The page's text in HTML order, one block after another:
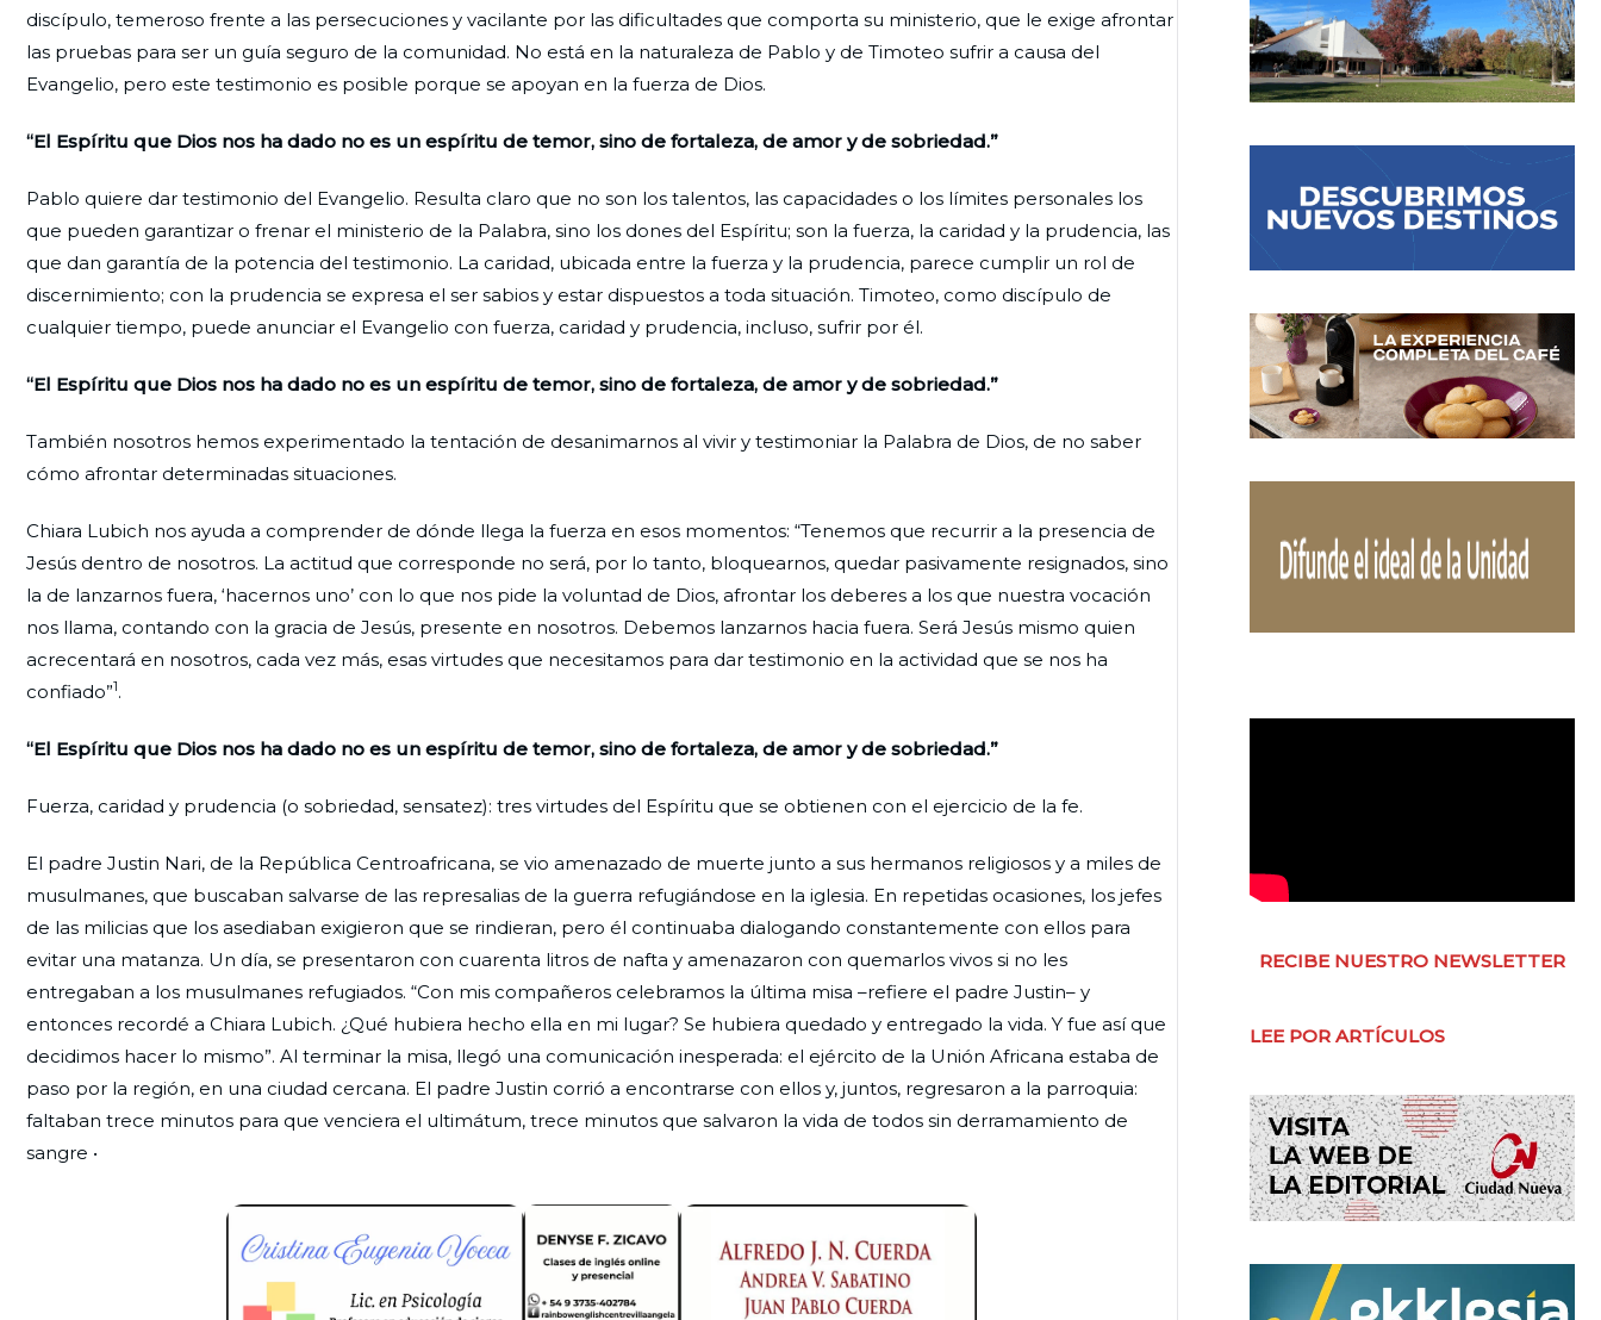
discípulo, temeroso frente a las persecuciones y vacilante por las dificultades que comporta su ministerio, que le exige afrontar
las pruebas para ser un guía seguro de la comunidad. No está en la naturaleza de Pablo y de Timoteo sufrir a causa del
Evangelio, pero este testimonio es posible porque se apoyan en la fuerza de Dios.
“El Espíritu que Dios nos ha dado no es un espíritu de temor, sino de fortaleza, de amor y de sobriedad.”
Pablo quiere dar testimonio del Evangelio. Resulta claro que no son los talentos, las capacidades o los límites personales los
que pueden garantizar o frenar el ministerio de la Palabra, sino los dones del Espíritu; son la fuerza, la caridad y la prudencia, las
que dan garantía de la potencia del testimonio. La caridad, ubicada entre la fuerza y la prudencia, parece cumplir un rol de
discernimiento; con la prudencia se expresa el ser sabios y estar dispuestos a toda situación. Timoteo, como discípulo de
cualquier tiempo, puede anunciar el Evangelio con fuerza, caridad y prudencia, incluso, sufrir por él.
“El Espíritu que Dios nos ha dado no es un espíritu de temor, sino de fortaleza, de amor y de sobriedad.”
También nosotros hemos experimentado la tentación de desanimarnos al vivir y testimoniar la Palabra de Dios, de no saber
cómo afrontar determinadas situaciones.
Chiara Lubich nos ayuda a comprender de dónde llega la fuerza en esos momentos: “Tenemos que recurrir a la presencia de
Jesús dentro de nosotros. La actitud que corresponde no será, por lo tanto, bloquearnos, quedar pasivamente resignados, sino
la de lanzarnos fuera, ‘hacernos uno’ con lo que nos pide la voluntad de Dios, afrontar los deberes a los que nuestra vocación
nos llama, contando con la gracia de Jesús, presente en nosotros. Debemos lanzarnos hacia fuera. Será Jesús mismo quien
acrecentará en nosotros, cada vez más, esas virtudes que necesitamos para dar testimonio en la actividad que se nos ha
confiado”1.
“El Espíritu que Dios nos ha dado no es un espíritu de temor, sino de fortaleza, de amor y de sobriedad.”
Fuerza, caridad y prudencia (o sobriedad, sensatez): tres virtudes del Espíritu que se obtienen con el ejercicio de la fe.
El padre Justin Nari, de la República Centroafricana, se vio amenazado de muerte junto a sus hermanos religiosos y a miles de
musulmanes, que buscaban salvarse de las represalias de la guerra refugiándose en la iglesia. En repetidas ocasiones, los jefes
de las milicias que los asediaban exigieron que se rindieran, pero él continuaba dialogando constantemente con ellos para
evitar una matanza. Un día, se presentaron con cuarenta litros de nafta y amenazaron con quemarlos vivos si no les
entregaban a los musulmanes refugiados. “Con mis compañeros celebramos la última misa –refiere el padre Justin– y
entonces recordé a Chiara Lubich. ¿Qué hubiera hecho ella en mi lugar? Se hubiera quedado y entregado la vida. Y fue así que
decidimos hacer lo mismo”. Al terminar la misa, llegó una comunicación inesperada: el ejército de la Unión Africana estaba de
paso por la región, en una ciudad cercana. El padre Justin corrió a encontrarse con ellos y, juntos, regresaron a la parroquia:
faltaban trece minutos para que venciera el ultimátum, trece minutos que salvaron la vida de todos sin derramamiento de
sangre •
RECIBE NUESTRO NEWSLETTER
LEE POR ARTÍCULOS